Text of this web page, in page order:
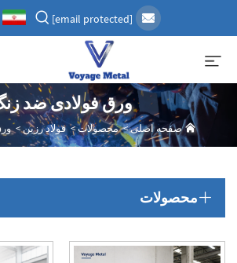
[email protected]
ورق فولادی ضد
صفحه اصلی>محصولات>فولاد رزین>
محصولات